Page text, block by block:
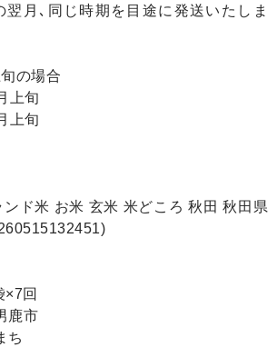
翌月､同じ時期を目途に発送いたしま
の場合
上旬
上旬
ド米 お米 玄米 米どころ 秋田 秋田県
×7回
鹿市
ち